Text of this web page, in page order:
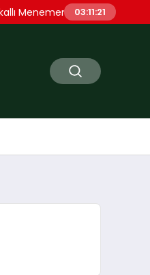
Denince Öne Çıkan
03:11:22